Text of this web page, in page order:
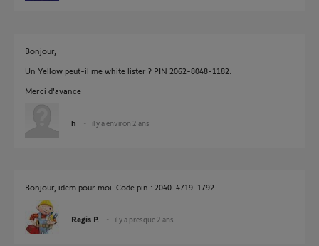
Bonjour,
Un Yellow peut-il me white lister ? PIN 2062-8048-1182.
Merci d'avance
h il y a environ 2 ans
Bonjour, idem pour moi. Code pin : 2040-4719-1792
Regis P. il y a presque 2 ans